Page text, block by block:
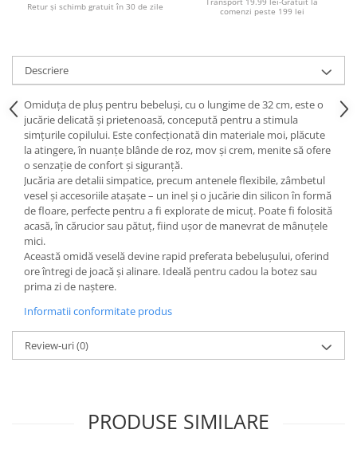
Compasuri
Truse geometrie
Socotitori și bețisoare pentru
numărat
Ghiozdane și rucsacuri
Ghiozdane școlare
Rucsacuri școlare și casual
Ghiozdane pentru grădinită
Trollere pentru copii
Penare
Penare echipate
Penare tip etui
Acuarele și pensule școlare
Retur și schimb gratuit în 30 de zile
comenzi peste 199 lei
Descriere
Omiduța de pluș pentru bebeluși, cu o lungime de 32 cm, este o
jucărie delicată și prietenoasă, concepută pentru a stimula
simțurile copilului. Este confecționată din materiale moi, plăcute
la atingere, în nuanțe blânde de roz, mov și crem, menite să ofere
o senzație de confort și siguranță.
Jucăria are detalii simpatice, precum antenele flexibile, zâmbetul
vesel și accesoriile atașate – un inel și o jucărie din silicon în formă
de floare, perfecte pentru a fi explorate de micuț. Poate fi folosită
acasă, în cărucior sau pătuț, fiind ușor de manevrat de mânuțele
mici.
Această omidă veselă devine rapid preferata bebelușului, oferind
ore întregi de joacă și alinare. Ideală pentru cadou la botez sau
prima zi de naștere.
Informatii conformitate produs
Review-uri(0)
PRODUSE SIMILARE